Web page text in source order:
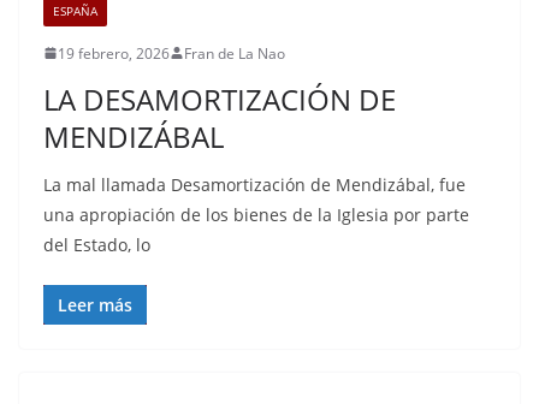
ESPAÑA
19 febrero, 2026 Fran de La Nao
LA DESAMORTIZACIÓN DE
MENDIZÁBAL
La mal llamada Desamortización de Mendizábal, fue
una apropiación de los bienes de la Iglesia por parte
del Estado, lo
Leer más